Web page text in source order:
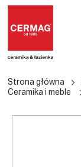
Strona główna
Ceramika i meble